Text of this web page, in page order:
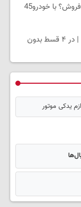
ماشین دنا گذاشتی برای فروش؟ با خودرو45
خرید موبایل با اسنپ پی | در ۴ قسط بدون
یدکی موتور